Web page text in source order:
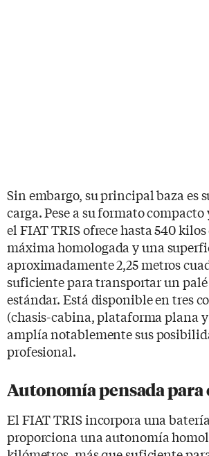
Sin embargo, su principal baza es
carga. Pese a su formato compacto
el FIAT TRIS ofrece hasta 540 kilos
máxima homologada y una
aproximadamente 2,25 metros
suficiente para transportar un palé
estándar. Está disponible en tres
(chasis-cabina, plataforma plana
amplía notablemente sus
profesional.
Autonomía pensada para
El FIAT TRIS incorpora una
proporciona una autonomía